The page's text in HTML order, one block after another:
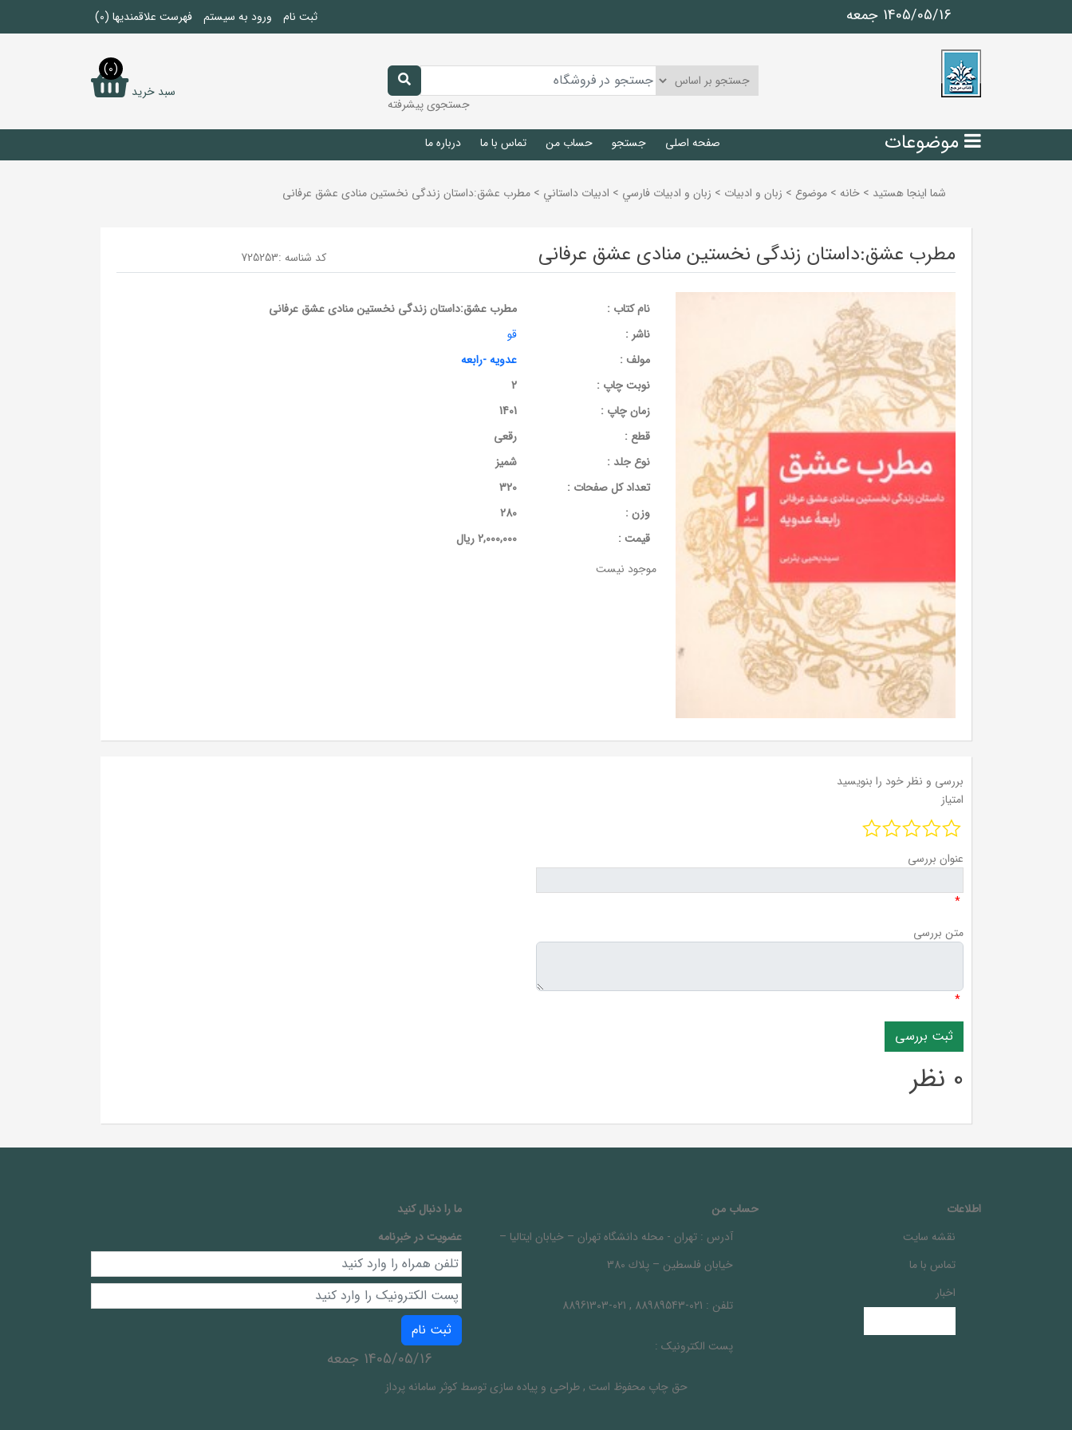
1405/05/16 جمعه ثبت نام ورود به سیستم فهرست علاقمندیها (0)
جستجوی پیشرفته
سبد خرید
(0)
موضوعات صفحه اصلی جستجو حساب من تماس با ما درباره ما
شما اینجا هستید > خانه > موضوع > زبان و ادبيات > زبان و ادبيات فارسي > ادبيات داستاني > مطرب عشق:داستان زندگی نخستین منادی عشق عرفانی
مطرب عشق:داستان زندگی نخستین منادی عشق عرفانی کد شناسه :725253
نام کتاب :
مطرب عشق:داستان زندگی نخستین منادی عشق عرفانی
ناشر :
قو
مولف :
عدویه -رابعه
نوبت چاپ :
2
زمان چاپ :
1401
قطع :
رقعی
نوع جلد :
شمیز
تعداد کل صفحات :
320
وزن :
280
قيمت :
2,000,000 ریال
موجود نیست
بررسی و نظر خود را بنویسید
امتیاز
عنوان بررسی
*
متن بررسی
*
0 نظر
اطلاعات
نقشه سایت
تماس با ما
اخبار
حساب من
آدرس : تهران - محله دانشگاه تهران – خيابان ايتاليا –
خيابان فلسطين – پلاك 380
تلفن : 021-88989543 , 021-88961303
پست الکترونیک :
ما را دنبال کنيد
عضویت در خبرنامه
ثبت نام
1405/05/16 جمعه
حق چاپ محفوظ است ,طراحی و پیاده سازی توسطکوثر سامانه پرداز